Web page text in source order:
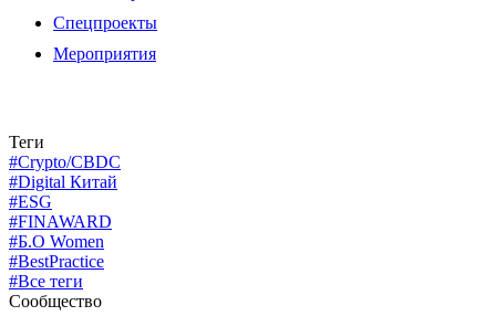
Спецпроекты
Мероприятия
Теги
#Crypto/CBDC
#Digital Китай
#ESG
#FINAWARD
#Б.О Women
#BestPractice
#Все теги
Сообщество